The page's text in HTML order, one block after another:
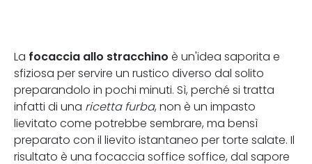
La focaccia allo stracchino è un'idea saporita e
sfiziosa per servire un rustico diverso dal solito
preparandolo in pochi minuti. Sì, perché si tratta
infatti di una ricetta furba, non è un impasto
lievitato come potrebbe sembrare, ma bensì
preparato con il lievito istantaneo per torte salate. Il
risultato è una focaccia soffice soffice, dal sapore